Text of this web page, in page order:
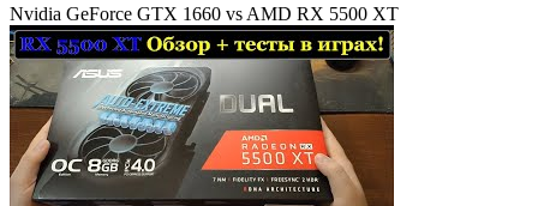
Nvidia GeForce GTX 1660 vs AMD RX 5500 XT